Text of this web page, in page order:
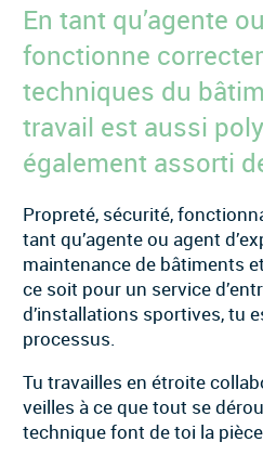
En tant qu’agente
fonctionne
techniques du
travail est aussi
également assorti
Propreté, sécurité,
tant qu’agente ou agent
maintenance de bâtiments
ce soit pour un service
d’installations sportives, tu
processus.
Tu travailles en étroite
veilles à ce que tout se
technique font de toi la